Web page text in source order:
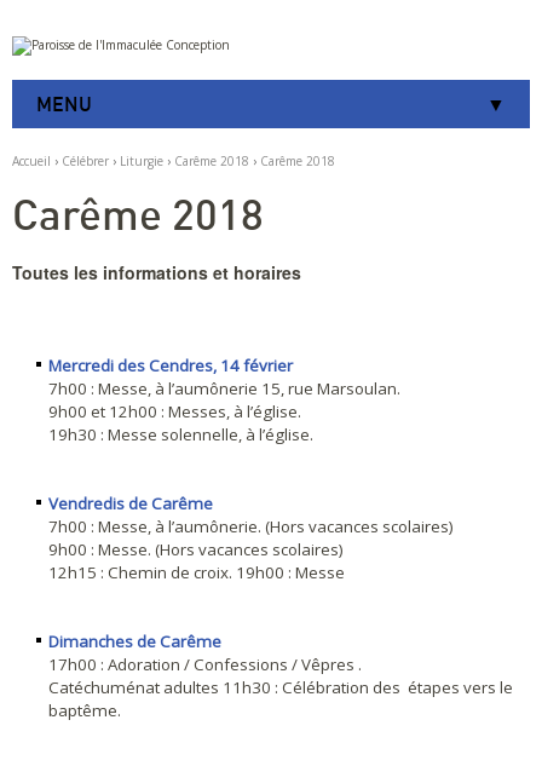
Aller
au
contenu.
à
navigation
Outils
personnels
MENU
Accueil › Célébrer › Liturgie › Carême 2018 › Carême 2018
Carême 2018
Toutes les informations et horaires
Mercredi des Cendres, 14 février
7h00 : Messe, à l’aumônerie 15, rue Marsoulan.
9h00 et 12h00 : Messes, à l’église.
19h30 : Messe solennelle, à l’église.
Vendredis de Carême
7h00 : Messe, à l’aumônerie. (Hors vacances scolaires)
9h00 : Messe. (Hors vacances scolaires)
12h15 : Chemin de croix. 19h00 : Messe
Dimanches de Carême
17h00 : Adoration / Confessions / Vêpres .
Catéchuménat adultes 11h30 : Célébration des étapes vers le
baptême.